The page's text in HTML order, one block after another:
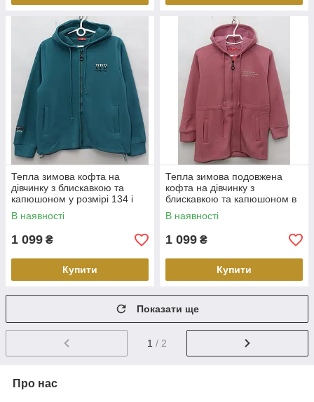
Тепла зимова кофта на
дівчинку з блискавкою та
капюшоном у розмірі 134 і
164
В наявності
1 099 ₴
Купити
Тепла зимова подовжена
кофта на дівчинку з
блискавкою та капюшоном в
розмірі 152 і 164
В наявності
1 099 ₴
Купити
Показати ще
1 / 2
Про нас